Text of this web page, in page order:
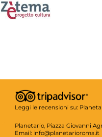
Leggi le recensioni su:
Planetario, Piazza Giovanni
Email: info@planetarioroma.it